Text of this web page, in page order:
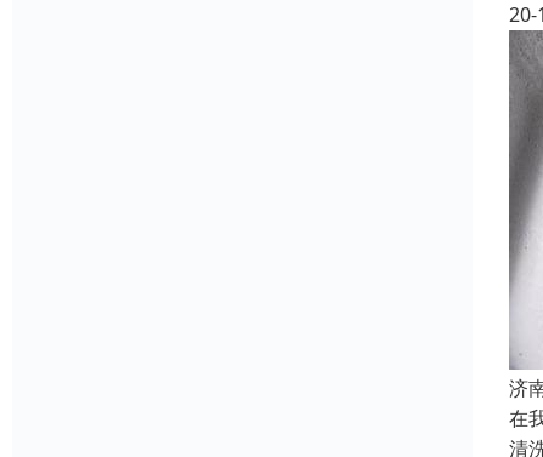
20-
济
在
清